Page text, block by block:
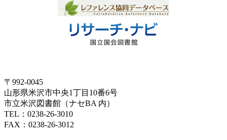
〒992-0045
山形県米沢市中央1丁目10番6号
市立米沢図書館（ナセBA 内）
TEL：0238-26-3010
FAX：0238-26-3012